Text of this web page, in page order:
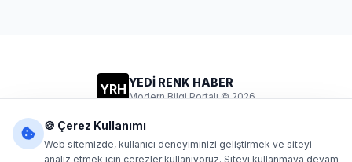
YRH YEDİ RENK HABER
Modern Bilgi Portalı © 2026
🍪 Çerez Kullanımı
Web sitemizde, kullanıcı deneyiminizi geliştirmek ve siteyi
analiz etmek için çerezler kullanıyoruz. Siteyi kullanmaya devam